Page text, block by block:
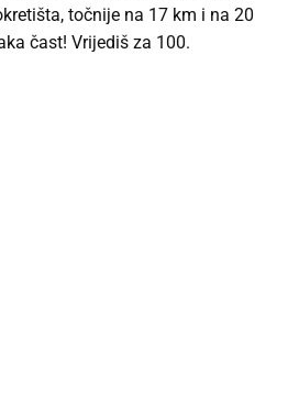
točnije na 17 km i na 20
čast! Vrijediš za 100.